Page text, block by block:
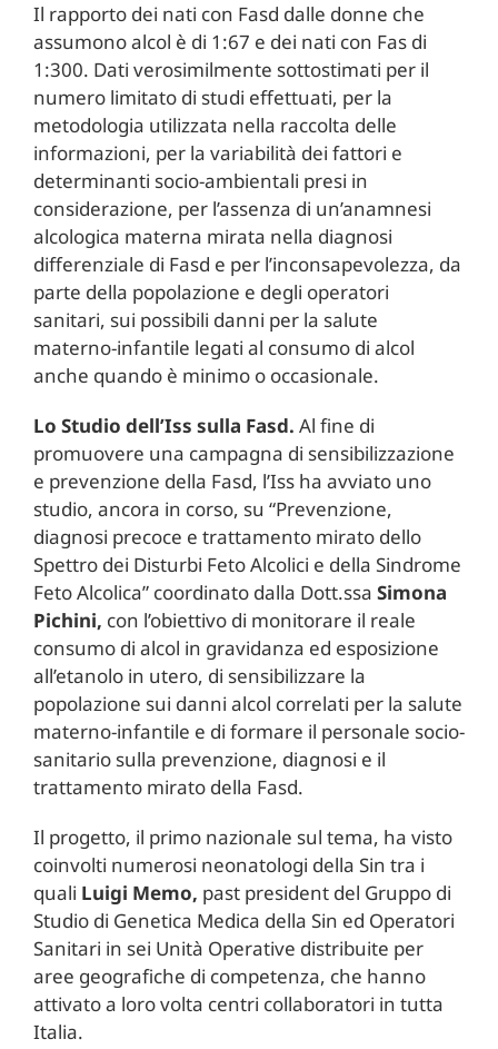
Il rapporto dei nati con Fasd dalle donne che
assumono alcol è di 1:67 e dei nati con Fas di
1:300. Dati verosimilmente sottostimati per il
numero limitato di studi effettuati, per la
metodologia utilizzata nella raccolta delle
informazioni, per la variabilità dei fattori e
determinanti socio-ambientali presi in
considerazione, per l’assenza di un’anamnesi
alcologica materna mirata nella diagnosi
differenziale di Fasd e per l’inconsapevolezza, da
parte della popolazione e degli operatori
sanitari, sui possibili danni per la salute
materno-infantile legati al consumo di alcol
anche quando è minimo o occasionale.
Lo Studio dell’Iss sulla Fasd. Al fine di
promuovere una campagna di sensibilizzazione
e prevenzione della Fasd, l’Iss ha avviato uno
studio, ancora in corso, su “Prevenzione,
diagnosi precoce e trattamento mirato dello
Spettro dei Disturbi Feto Alcolici e della Sindrome
Feto Alcolica” coordinato dalla Dott.ssa Simona
Pichini, con l’obiettivo di monitorare il reale
consumo di alcol in gravidanza ed esposizione
all’etanolo in utero, di sensibilizzare la
popolazione sui danni alcol correlati per la salute
materno-infantile e di formare il personale socio-
sanitario sulla prevenzione, diagnosi e il
trattamento mirato della Fasd.
Il progetto, il primo nazionale sul tema, ha visto
coinvolti numerosi neonatologi della Sin tra i
quali Luigi Memo, past president del Gruppo di
Studio di Genetica Medica della Sin ed Operatori
Sanitari in sei Unità Operative distribuite per
aree geografiche di competenza, che hanno
attivato a loro volta centri collaboratori in tutta
Italia.